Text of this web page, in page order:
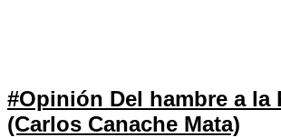
#Opinión Del hambre a la
(Carlos Canache Mata)